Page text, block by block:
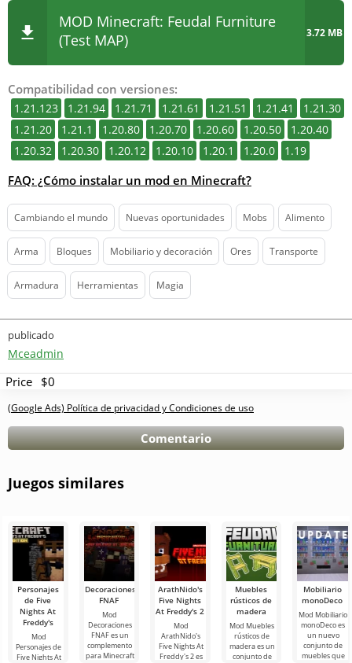
MOD Minecraft: Feudal Furniture
(Test MAP)
3.72 MB
Compatibilidad con versiones:
1.21.123 1.21.94 1.21.71 1.21.61 1.21.51 1.21.41
1.21.30
1.21.20
1.21.1 1.20.80 1.20.70 1.20.60 1.20.50
1.20.40
1.20.32
1.20.30 1.20.12 1.20.10 1.20.1 1.20.0 1.19
FAQ: ¿Cómo instalar un mod en Minecraft?
Cambiando el mundo Nuevas oportunidades Mobs Alimento
Arma Bloques Mobiliario y decoración Ores Transporte
Armadura Herramientas Magia
publicado
Mceadmin
Price $0
(Google Ads) Política de privacidad y Condiciones de uso
Comentario
Juegos similares
Personajes
de Five
Nights At
Freddy's
Mod
Personajes de
Five Nights At
Decoraciones
FNAF
Mod
Decoraciones
FNAF es un
complemento
para Minecraft
ArathNido's
Five Nights
At Freddy's 2
Mod
ArathNido's
Five Nights At
Freddy's 2 es
Muebles
rústicos de
madera
Mod Muebles
rústicos de
madera es un
conjunto de
Mobiliario
monoDeco
Mod Mobiliario
monoDeco es
un nuevo
conjunto de
muebles que